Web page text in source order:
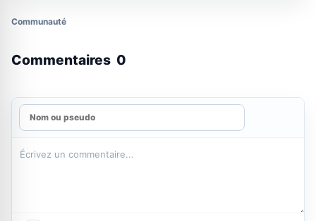
Communauté
Commentaires 0